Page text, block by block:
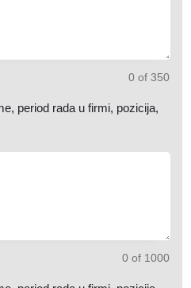
0 of 350
period rada u firmi, pozicija,
0 of 1000